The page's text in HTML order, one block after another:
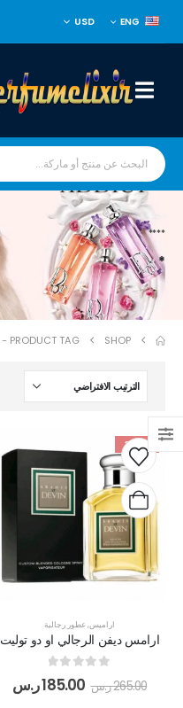
ENG
USD
****
*
SHOP
PRODUCT TAG -
-30%
اراميس,عطور رجالية
ارامس ديفن الرجالي او دو توليت
265.00ر.س 185.00ر.س